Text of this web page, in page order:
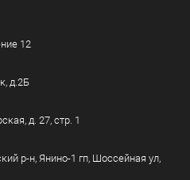
12
д.2Б
д. 27, стр. 1
р-н, Янино-1 гп, Шоссейная ул,